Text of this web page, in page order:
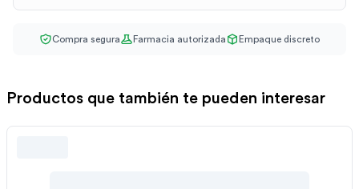
Compra segura Farmacia autorizada Empaque discreto
Productos que también te pueden interesar